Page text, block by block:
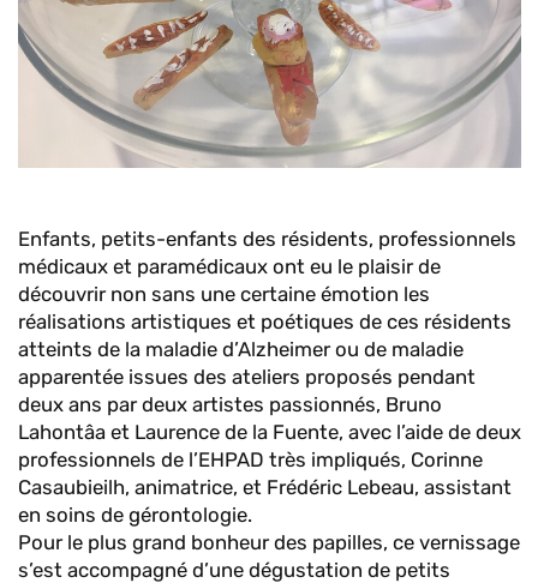
Enfants, petits-enfants des résidents, professionnels
médicaux et paramédicaux ont eu le plaisir de
découvrir non sans une certaine émotion les
réalisations artistiques et poétiques de ces résidents
atteints de la maladie d’Alzheimer ou de maladie
apparentée issues des ateliers proposés pendant
deux ans par deux artistes passionnés, Bruno
Lahontâa et Laurence de la Fuente, avec l’aide de deux
professionnels de l’EHPAD très impliqués, Corinne
Casaubieilh, animatrice, et Frédéric Lebeau, assistant
en soins de gérontologie.
Pour le plus grand bonheur des papilles, ce vernissage
s’est accompagné d’une dégustation de petits